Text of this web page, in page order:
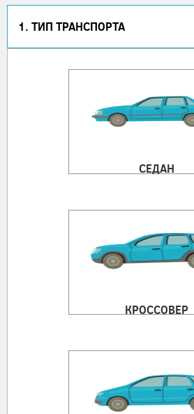
1. ТИП ТРАНСПОРТА
СЕДАН
КРОССОВЕР